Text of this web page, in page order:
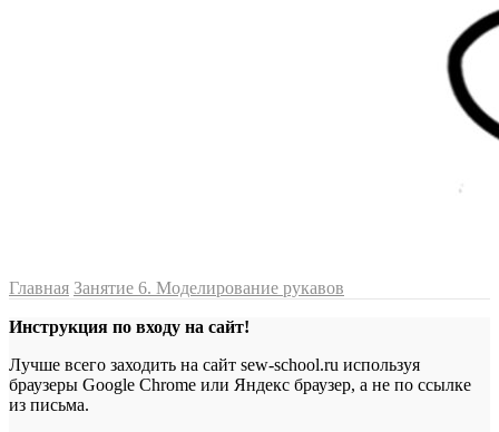
Главная Занятие 6. Моделирование рукавов
Инструкция по входу на сайт!
Лучше всего заходить на сайт sew-school.ru используя
браузеры Google Chrome или Яндекс браузер, а не по ссылке
из письма.